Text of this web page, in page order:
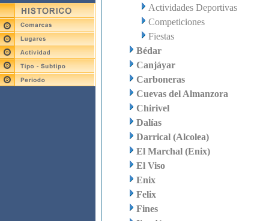
Actividades Deportivas
Competiciones
Fiestas
Bédar
Canjáyar
Carboneras
Cuevas del Almanzora
Chirivel
Dalías
Darrical (Alcolea)
El Marchal (Enix)
El Viso
Enix
Felix
Fines